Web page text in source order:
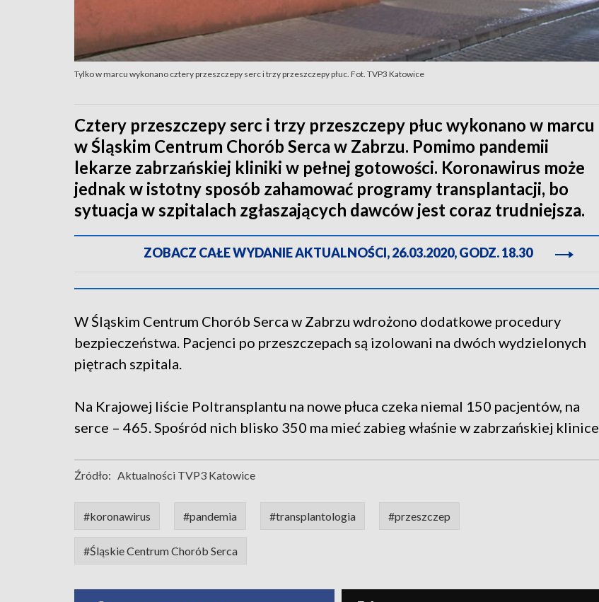
Tylko w marcu wykonano cztery przeszczepy serc i trzy przeszczepy płuc. Fot. TVP3 Katowice
Cztery przeszczepy serc i trzy przeszczepy płuc wykonano w marcu
w Śląskim Centrum Chorób Serca w Zabrzu. Pomimo pandemii
lekarze zabrzańskiej kliniki w pełnej gotowości. Koronawirus może
jednak w istotny sposób zahamować programy transplantacji, bo
sytuacja w szpitalach zgłaszających dawców jest coraz trudniejsza.
ZOBACZ CAŁE WYDANIE AKTUALNOŚCI, 26.03.2020, GODZ. 18.30
W Śląskim Centrum Chorób Serca w Zabrzu wdrożono dodatkowe procedury
bezpieczeństwa. Pacjenci po przeszczepach są izolowani na dwóch wydzielonych
piętrach szpitala.
Na Krajowej liście Poltransplantu na nowe płuca czeka niemal 150 pacjentów, na
serce – 465. Spośród nich blisko 350 ma mieć zabieg właśnie w zabrzańskiej klinice.
Źródło: Aktualności TVP3 Katowice
#koronawirus #pandemia #transplantologia #przeszczep
#Śląskie Centrum Chorób Serca